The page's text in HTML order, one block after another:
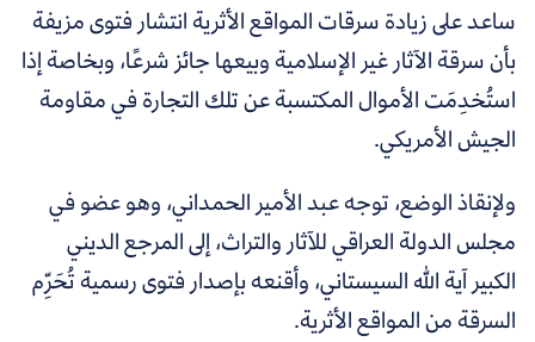
ساعد على زيادة سرقات المواقع الأثرية انتشار فتوى مزيفة
بأن سرقة الآثار غير الإسلامية وبيعها جائز شرعًا، وبخاصة إذا
استُخدِمَت الأموال المكتسبة عن تلك التجارة في مقاومة
الجيش الأمريكي.
ولإنقاذ الوضع، توجه عبد الأمير الحمداني، وهو عضو في
مجلس الدولة العراقي للآثار والتراث، إلى المرجع الديني
الكبير آية الله السيستاني، وأقنعه بإصدار فتوى رسمية تُحَرِّم
السرقة من المواقع الأثرية.